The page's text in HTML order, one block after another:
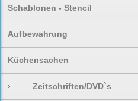
Schablonen - Stencil
Aufbewahrung
Küchensachen
› Zeitschriften/DVD`s